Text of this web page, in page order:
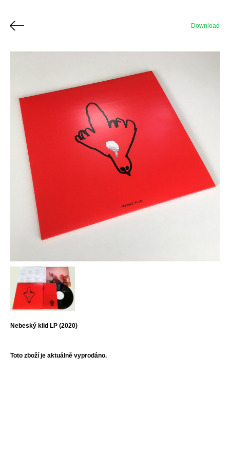
Download
Nebeský klid LP (2020)
Toto zboží je aktuálně vyprodáno.